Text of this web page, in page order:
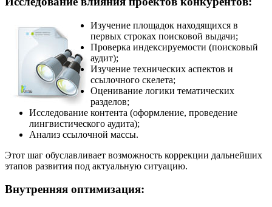
Изучение площадок находящихся в
первых строках поисковой выдачи;
Проверка индексируемости (поисковый
аудит);
Изучение технических аспектов и
ссылочного скелета;
Оценивание логики тематических
разделов;
Исследование контента (оформление, проведение
лингвистического аудита);
Анализ ссылочной массы.
Этот шаг обуславливает возможность коррекции дальнейших
этапов развития под актуальную ситуацию.
Внутренняя оптимизация: